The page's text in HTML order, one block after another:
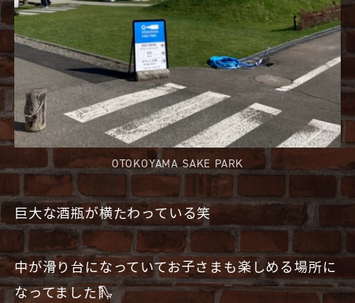
OTOKOYAMA SAKE PARK
巨大な酒瓶が横たわっている笑
中が滑り台になっていてお子さまも楽しめる場所に
なってました🛝